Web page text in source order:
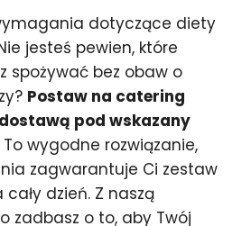
dotyczące diety
jesteś pewien, które
spożywać bez obaw o
Postaw na catering
pod wskazany
To wygodne rozwiązanie,
zagwarantuje Ci zestaw
cały dzień. Z naszą
zadbasz o to, aby Twój